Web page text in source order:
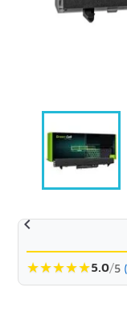

★★★★★5.0/5